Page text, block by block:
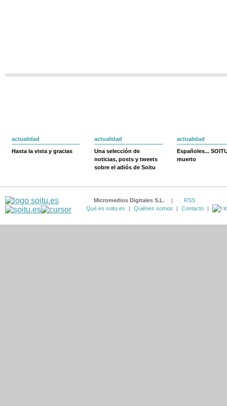
actualidad
Hasta la vista y gracias
actualidad
Una selección de
noticias, posts y tweets
sobre el adiós de Soitu
actualidad
Españoles...
muerto
Micromedios Digitales S.L. |
RSS
Qué es soitu.es
| Quiénes somos | Contacto |